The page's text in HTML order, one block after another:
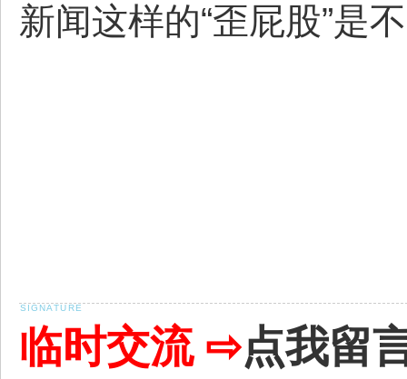
新闻这样的“歪屁股”是
临时交流 ⇨点我留